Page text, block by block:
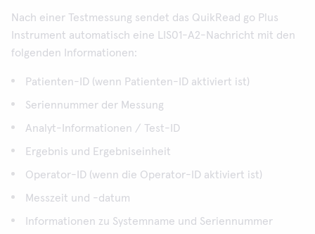
Nach einer Testmessung sendet das QuikRead go Plus
Instrument automatisch eine LIS01-A2-Nachricht mit den
folgenden Informationen:
Patienten-ID (wenn Patienten-ID aktiviert ist)
Seriennummer der Messung
Analyt-Informationen / Test-ID
Ergebnis und Ergebniseinheit
Operator-ID (wenn die Operator-ID aktiviert ist)
Messzeit und -datum
Informationen zu Systemname und Seriennummer